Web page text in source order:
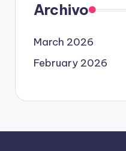
Archivo
March 2026
February 2026